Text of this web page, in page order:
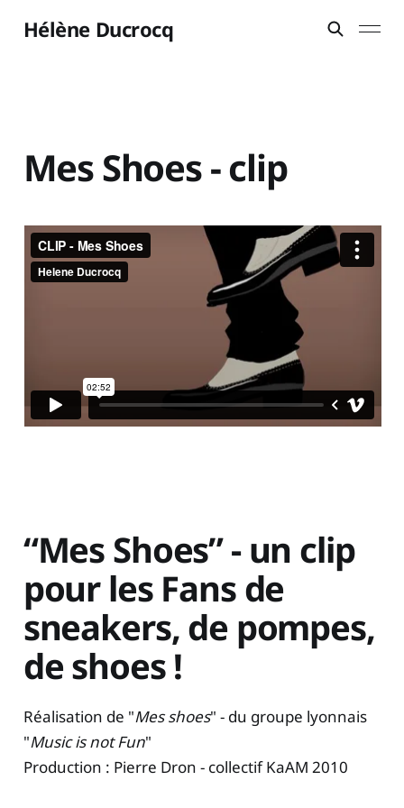
Hélène Ducrocq
Mes Shoes - clip
“Mes Shoes” - un clip
pour les Fans de
sneakers, de pompes,
de shoes !
Réalisation de "Mes shoes" - du groupe lyonnais
"Music is not Fun"
Production : Pierre Dron - collectif KaAM 2010